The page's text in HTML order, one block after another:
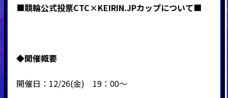
■競輪公式投票CTC×KEIRIN.JPカップについて■
◆開催概要
開催日：12/26(金) 19：00～